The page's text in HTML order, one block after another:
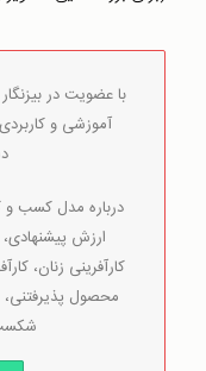
با عضویت در
آموزشی و
درباره مدل کسب و
ارزش پیشنهادی،
کارآفرینی زنان،
محصول پذیرفتنی،
شکست